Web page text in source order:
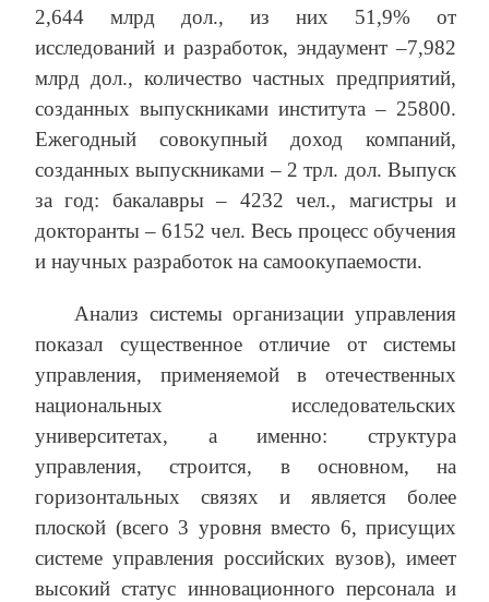
2,644 млрд дол., из них 51,9% от
исследований и разработок, эндаумент –7,982
млрд дол., количество частных предприятий,
созданных выпускниками института – 25800.
Ежегодный совокупный доход компаний,
созданных выпускниками – 2 трл. дол. Выпуск
за год: бакалавры – 4232 чел., магистры и
докторанты – 6152 чел. Весь процесс обучения
и научных разработок на самоокупаемости.
Анализ системы организации управления
показал существенное отличие от системы
управления, применяемой в отечественных
национальных исследовательских
университетах, а именно: структура
управления, строится, в основном, на
горизонтальных связях и является более
плоской (всего 3 уровня вместо 6, присущих
системе управления российских вузов), имеет
высокий статус инновационного персонала и